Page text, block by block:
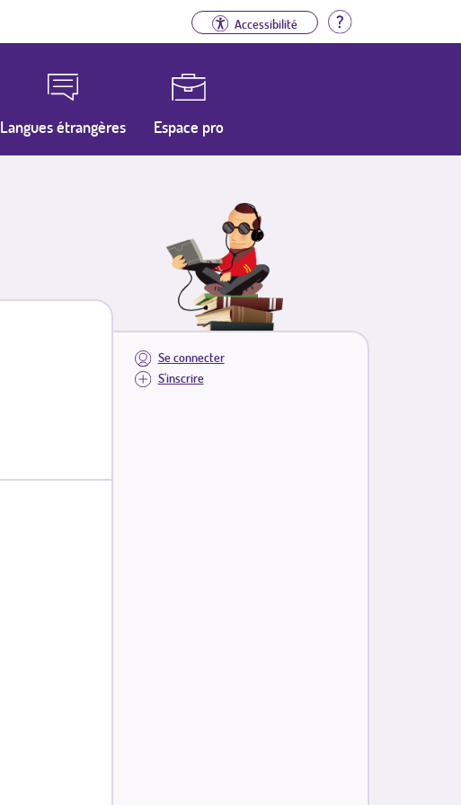
Accessibilité Aide
Langues étrangères Espace pro
Se connecter
S'inscrire